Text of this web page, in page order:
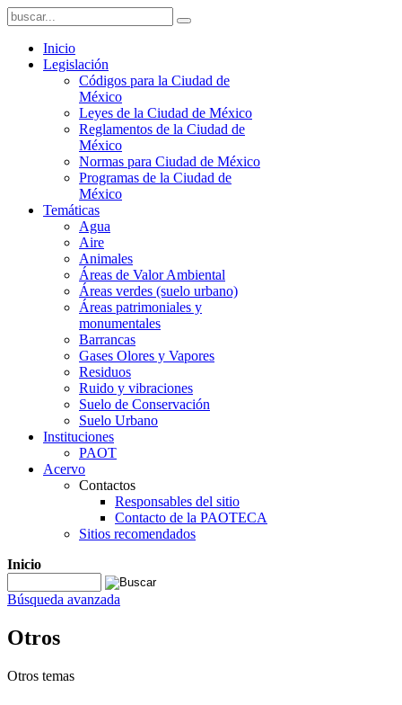
Inicio
Legislación
Códigos para la Ciudad de
México
Leyes de la Ciudad de México
Reglamentos de la Ciudad de
México
Normas para Ciudad de México
Programas de la Ciudad de
México
Temáticas
Agua
Aire
Animales
Áreas de Valor Ambiental
Áreas verdes (suelo urbano)
Áreas patrimoniales y
monumentales
Barrancas
Gases Olores y Vapores
Residuos
Ruido y vibraciones
Suelo de Conservación
Suelo Urbano
Instituciones
PAOT
Acervo
Contactos
Responsables del sitio
Contacto de la PAOTECA
Sitios recomendados
Inicio
Búsqueda avanzada
Otros
Otros temas